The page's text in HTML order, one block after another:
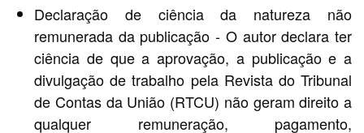
Declaração de ciência da natureza não
remunerada da publicação - O autor declara ter
ciência de que a aprovação, a publicação e a
divulgação de trabalho pela Revista do Tribunal
de Contas da União (RTCU) não geram direito a
qualquer remuneração, pagamento,